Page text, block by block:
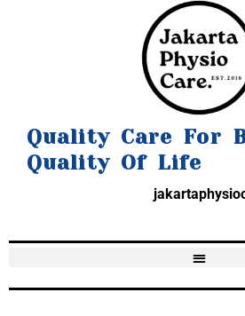
Quality Care For
Quality Of Life